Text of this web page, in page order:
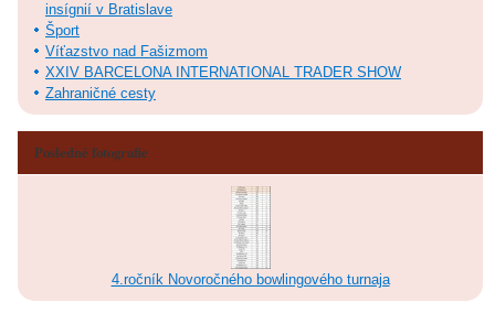
insígnií v Bratislave
Šport
Víťazstvo nad Fašizmom
XXIV BARCELONA INTERNATIONAL TRADER SHOW
Zahraničné cesty
Posledné fotografie
4.ročník Novoročného bowlingového turnaja